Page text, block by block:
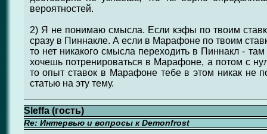
вероятностей.
2) Я не понимаю смысла. Если кэфы по твоим
сразу в Пиннакле. А если в Марафоне по твоим
то нет никакого смысла переходить в Пиннакл -
хочешь потренироваться в Марафоне, а потом с
то опыт ставок в Марафоне тебе в этом никак не
статью на эту тему.
Sleffa (гость)
Re: Интервью и вопросы к Demonfrost